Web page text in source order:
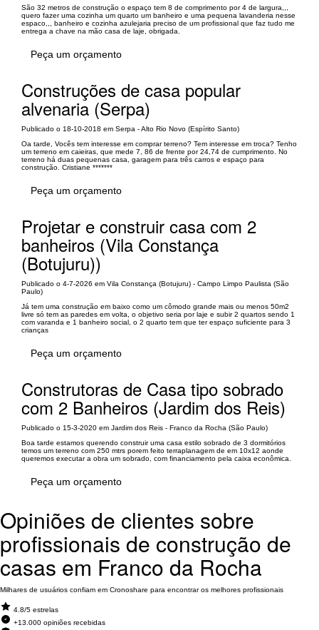
São 32 metros de construção o espaço tem 8 de comprimento por 4 de largura,,,
quero fazer uma cozinha um quarto um banheiro e uma pequena lavanderia nesse
espaco,,, banheiro e cozinha azulejaria preciso de um profissional que faz tudo me
entrega a chave na mão casa de laje, obrigada.
Peça um orçamento
Construções de casa popular
alvenaria (Serpa)
Publicado o 18-10-2018 em Serpa - Alto Rio Novo (Espírito Santo)
Oa tarde, Vocês tem interesse em comprar terreno? Tem interesse em troca? Tenho
um terreno em caieiras, que mede 7, 86 de frente por 24,74 de cumprimento. No
terreno há duas pequenas casa, garagem para três carros e espaço para
construção. Cristiane *******
Peça um orçamento
Projetar e construir casa com 2
banheiros (Vila Constança
(Botujuru))
Publicado o 4-7-2026 em Vila Constança (Botujuru) - Campo Limpo Paulista (São
Paulo)
Já tem uma construção em baixo como um cômodo grande mais ou menos 50m2
livre só tem as paredes em volta, o objetivo seria por laje e subir 2 quartos sendo 1
com varanda e 1 banheiro social, o 2 quarto tem que ter espaço suficiente para 3
crianças
Peça um orçamento
Construtoras de Casa tipo sobrado
com 2 Banheiros (Jardim dos Reis)
Publicado o 15-3-2020 em Jardim dos Reis - Franco da Rocha (São Paulo)
Boa tarde estamos querendo construir uma casa estilo sobrado de 3 dormitórios
temos um terreno com 250 mtrs porem feito terraplanagem de em 10x12 aonde
queremos executar a obra um sobrado, com financiamento pela caixa econômica.
Peça um orçamento
Opiniões de clientes sobre
profissionais de construção de
casas em Franco da Rocha
Milhares de usuários confiam em Cronoshare para encontrar os melhores profissionais
4.8/5 estrelas
+13.000 opiniões recebidas